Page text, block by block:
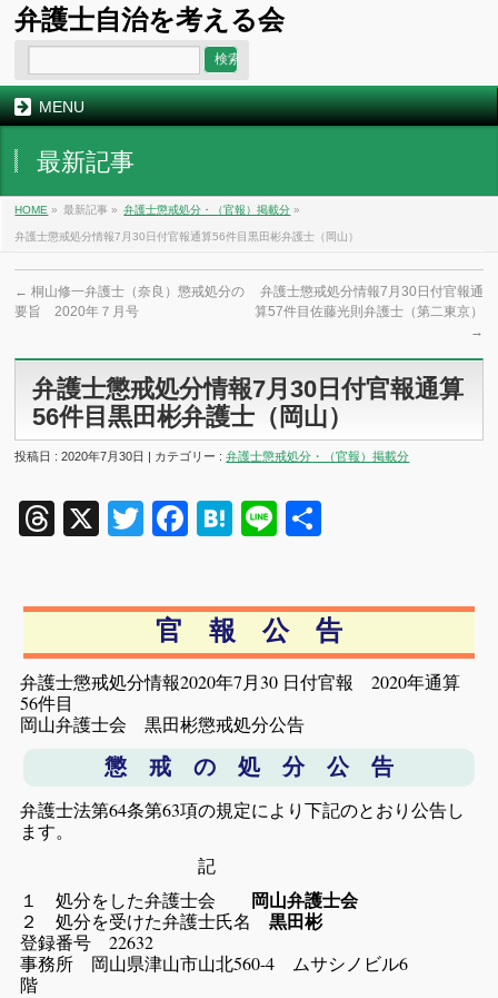
弁護士自治を考える会
MENU
最新記事
HOME » 最新記事 » 弁護士懲戒処分・（官報）掲載分 »
弁護士懲戒処分情報7月30日付官報通算56件目黒田彬弁護士（岡山）
← 桐山修一弁護士（奈良）懲戒処分の
要旨 2020年７月号
弁護士懲戒処分情報7月30日付官報通
算57件目佐藤光則弁護士（第二東京）
→
弁護士懲戒処分情報7月30日付官報通算
56件目黒田彬弁護士（岡山）
投稿日 : 2020年7月30日 | カテゴリー :弁護士懲戒処分・（官報）掲載分
Threads
X TwitterFacebook
Hatena
Line
官 報 公 告
弁護士懲戒処分情報2020年7月30 日付官報 2020年通算
56件目
岡山弁護士会 黒田彬懲戒処分公告
懲 戒 の 処 分 公 告
弁護士法第64条第63項の規定により下記のとおり公告し
ます。
記
１ 処分をした弁護士会
岡山弁護士会
２ 処分を受けた弁護士氏名黒田彬
登録番号 22632
事務所 岡山県津山市山北560-4 ムサシノビル6
階